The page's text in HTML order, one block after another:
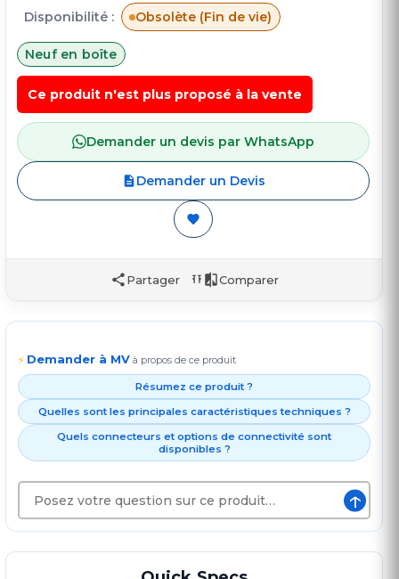
Disponibilité : Obsolète (Fin de vie)
Neuf en boîte
Ce produit n'est plus proposé à la vente
Demander un devis par WhatsApp
Demander un Devis
Partager Comparer
⚡ Demander à MV à propos de ce produit
Résumez ce produit ?
Quelles sont les principales caractéristiques techniques ?
Quels connecteurs et options de connectivité sont
disponibles ?
↑